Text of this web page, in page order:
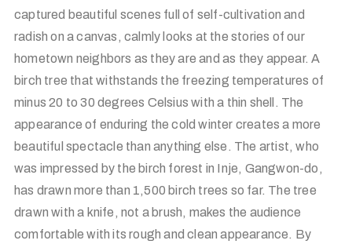
captured beautiful scenes full of self-cultivation and
radish on a canvas, calmly looks at the stories of our
hometown neighbors as they are and as they appear. A
birch tree that withstands the freezing temperatures of
minus 20 to 30 degrees Celsius with a thin shell. The
appearance of enduring the cold winter creates a more
beautiful spectacle than anything else. The artist, who
was impressed by the birch forest in Inje, Gangwon-do,
has drawn more than 1,500 birch trees so far. The tree
drawn with a knife, not a brush, makes the audience
comfortable with its rough and clean appearance. By